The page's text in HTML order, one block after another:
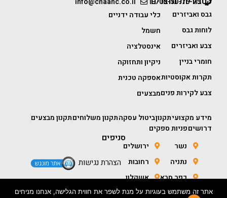
גבס ואביזרים
לוחות גבס
צבע ואביזרים
חומרי בניין
תקרות אקוסטיות
צבע לקירות פנים
כלי עבודה ידניים
חשמל
אינסטלציה
ניקיון ותחזוקה
אספקה טכנית
מבצעים
מידע מקצועיתקנוןביטול עסקהתקנון משלוחיםתקנון מבצעים
דרושיםפניות ספקים
סניפים
נשר
נתניה
כפר סבא
חולון
ירושלים
רחובות
אשקלון
באר שבע
הצהרת נגישות
אתר זה משתמש בעוגיות על מנת לשפר את חווית הגלישה, אנחנו מניחים